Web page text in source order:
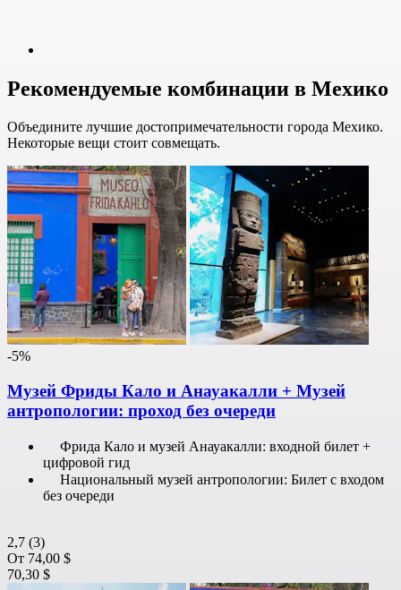
Рекомендуемые комбинации в Мехико
Объедините лучшие достопримечательности города Мехико.
Некоторые вещи стоит совмещать.
-5%
Музей Фриды Кало и Анауакалли + Музей
антропологии: проход без очереди
Фрида Кало и музей Анауакалли: входной билет +
цифровой гид
Национальный музей антропологии: Билет с входом
без очереди
2,7 (3)
От 74,00 $
70,30 $